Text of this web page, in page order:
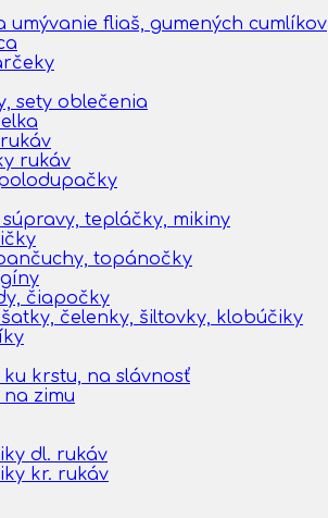
umývanie fliaš, gumených cumlíkov
sety oblečenia
rukáv
súpravy, tepláčky, mikiny
topánočky
čiapočky
čelenky, šiltovky, klobúčiky
krstu, na slávnosť
zimu
dl. rukáv
kr. rukáv